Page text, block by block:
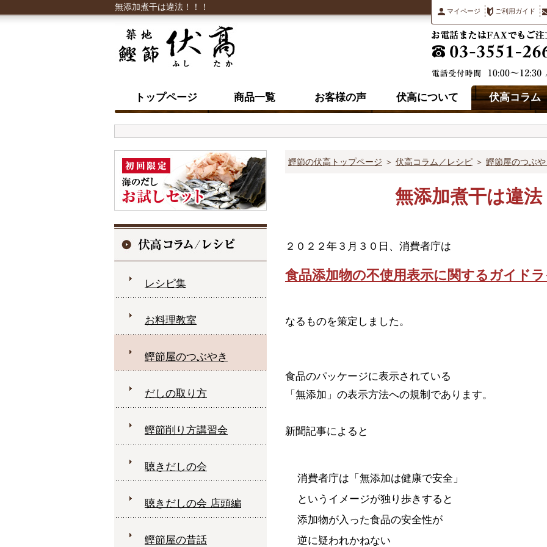
無添加煮干は違法！！！ マイページ ご利用ガイド
トップページ 商品一覧 お客様の声 伏高について 伏高コラム
鰹節の伏高トップページ ＞ 伏高コラム／レシピ ＞ 鰹節屋のつぶ
無添加煮干は違法
２０２２年３月３０日、消費者庁は
食品添加物の不使用表示に関するガイド
なるものを策定しました。
食品のパッケージに表示されている
「無添加」の表示方法への規制であります。
新聞記事によると
消費者庁は「無添加は健康で安全」
というイメージが独り歩きすると
添加物が入った食品の安全性が
逆に疑われかねない
レシピ集
お料理教室
鰹節屋のつぶやき
だしの取り方
鰹節削り方講習会
聴きだしの会
聴きだしの会 店頭編
鰹節屋の昔話